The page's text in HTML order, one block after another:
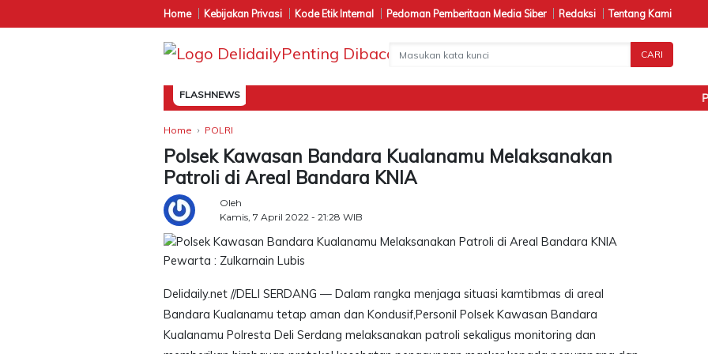
Home Kebijakan Privasi Kode Etik Internal Pedoman Pemberitaan Media Siber Redaksi Tentang Kami
CARI
FLASHNEWS
Home POLRI
Polsek Kawasan Bandara Kualanamu Melaksanakan
Patroli di Areal Bandara KNIA
Oleh
Kamis, 7 April 2022 - 21:28 WIB
Pewarta : Zulkarnain Lubis
Delidaily.net //DELI SERDANG — Dalam rangka menjaga situasi kamtibmas di areal
Bandara Kualanamu tetap aman dan Kondusif,Personil Polsek Kawasan Bandara
Kualanamu Polresta Deli Serdang melaksanakan patroli sekaligus monitoring dan